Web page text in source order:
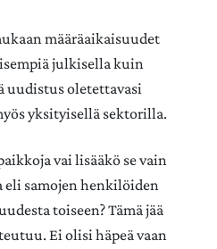
määräaikaisuudet
julkisella kuin
uudistus oletettavasi
yksityisellä sektorilla.
vai lisääkö se vain
samojen henkilöiden
toiseen? Tämä jää
Ei olisi häpeä vaan